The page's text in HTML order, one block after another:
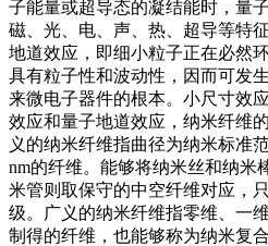
子能量或超导态的凝结能时，量
磁、光、电、声、热、超导等特
地道效应，即细小粒子正在必然
具有粒子性和波动性，因而可发
来微电子器件的根本。小尺寸效
效应和量子地道效应，纳米纤维
义的纳米纤维指曲径为纳米标准
nm的纤维。能够将纳米丝和纳米
米管则取保守的中空纤维对应，
级。广义的纳米纤维指零维、一
制得的纤维，也能够称为纳米复